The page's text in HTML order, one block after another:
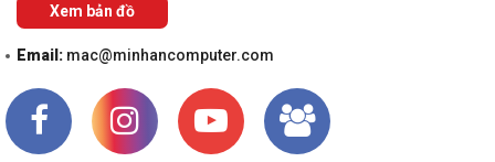
Xem bản đồ
Email: mac@minhancomputer.com